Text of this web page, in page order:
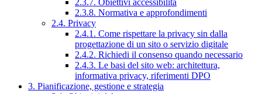
2.3.8. Normativa e approfondimenti
2.4. Privacy
2.4.1. Come rispettare la privacy sin dalla
progettazione di un sito o servizio digitale
2.4.2. Richiedi il consenso quando necessario
2.4.3. Le basi del sito web: architettura,
informativa privacy, riferimenti DPO
3. Pianificazione, gestione e strategia